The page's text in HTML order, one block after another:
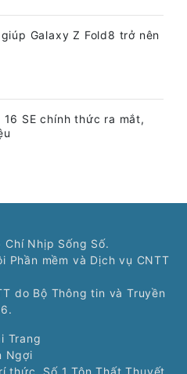
Galaxy Z Fold8 trở nên
16 SE chính thức ra mắt,
Nhịp Sống Số.
Phần mềm và Dịch vụ CNTT
do Bộ Thông tin và Truyền
Trang
Ngợi